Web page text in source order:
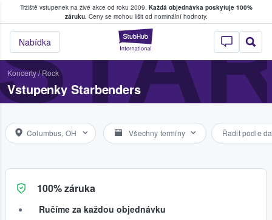
Tržiště vstupenek na živé akce od roku 2009. Každá objednávka poskytuje 100%
záruku.Ceny se mohou lišit od nominální hodnoty.
StubHub –
Nabídka
kde fanoušci kupují a prodávají vstupenky
Koncerty/Rock
Vstupenky Starbenders
Columbus, OH Všechny termíny Řadit podle
100% záruka
Ručíme za každou objednávku